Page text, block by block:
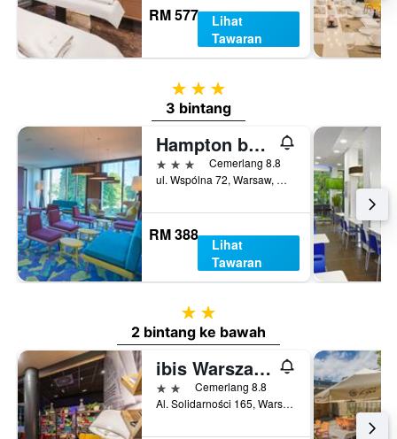
RM 577
Lihat
Tawaran
3 bintang
3 bintang
Hampton by Hilton Warsaw City Centre
3 bintangCemerlang 8.8
ul. Wspólna 72, Warsaw, Mazowieckie, Poland
RM 388
Lihat
Tawaran
2 bintang
2 bintang ke bawah
ibis Warszawa Centrum
2 bintangCemerlang 8.8
Al. Solidarności 165, Warsaw, Mazowieckie, Poland